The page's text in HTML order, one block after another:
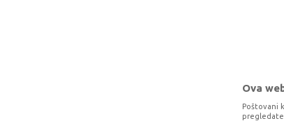
Ova
Poštovani